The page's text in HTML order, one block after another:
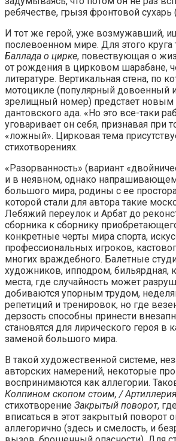
ребячестве, грызя фронтовой сухарь
И тот же герой, уже возмужавший,
послевоенном мире. Для этого круга
Баллада о цирке, повествующая о
от рождения в цирковом шарабане,
литературе. Вертикальная стена, по
мотоцикле (популярный довоенный
зрелищный номер) предстает новым
дантовского ада. «Но это все-таки
уговаривает он себя, признавая при
«ложный». Цирковая тема
стихотворениях.
«Разорванность» (вариант
и в неявном, однако
большого мира, родины с ее
которой стали для автора такие
Лебяжий переулок и Арбат до
сборника к сборнику
конкретные черты мира спорта,
профессиональных игроков,
многих враждебного. Балетные
художников, ипподром, бильярдная,
места, где случайность может
добиваются упорным трудом,
репетиций и тренировок, но где
дерзость способны принести
становятся для лирического героя в
заменой большого мира.
В такой художественной системе,
авторских намерений, некоторые
воспринимаются как аллегории.
Колпином скопом стоим, /
стихотворение Закрытый поворот,
вписаться в этот закрытый поворот
аллегорично (здесь и смелость, и